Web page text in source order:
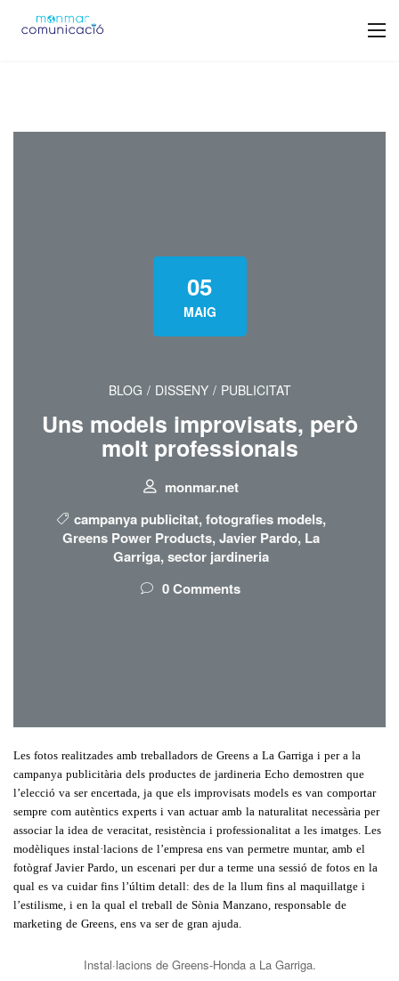
05
MAIG
BLOG / DISSENY / PUBLICITAT
Uns models improvisats, però
molt professionals
monmar.net
campanya publicitat,fotografies models,
Greens Power Products,Javier Pardo, La
Garriga,sector jardineria
0 Comments
Les fotos realitzades amb treballadors de Greens a La Garriga i per a la
campanya publicitària dels productes de jardineria Echo demostren que
l’elecció va ser encertada, ja que els improvisats models es van comportar
sempre com autèntics experts i van actuar amb la naturalitat necessària per
associar la idea de veracitat, resistència i professionalitat a les imatges. Les
modèliques instal·lacions de l’empresa ens van permetre muntar, amb el
fotògraf Javier Pardo, un escenari per dur a terme una sessió de fotos en la
qual es va cuidar fins l’últim detall: des de la llum fins al maquillatge i
l’estilisme, i en la qual el treball de Sònia Manzano, responsable de
marketing de Greens, ens va ser de gran ajuda.
Instal·lacions de Greens-Honda a La Garriga.